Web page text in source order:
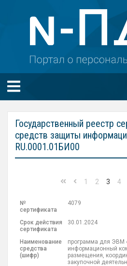
Государственный реестр
средств защиты
RU.0001.01БИ00
1 2 3 4
4079
30.01.2024
программа для ЭВМ
информационный
размещения,
закупочной